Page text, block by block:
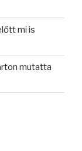
mi is
mutatta